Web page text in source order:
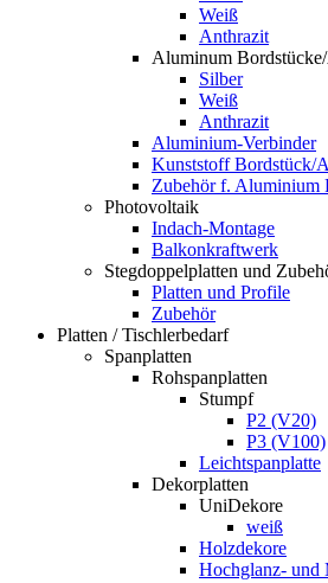
Weiß
Anthrazit
Aluminum
Silber
Weiß
Anthrazit
Aluminium-Verbinder
Kunststoff Bordstück/
Zubehör f. Aluminium
Photovoltaik
Indach-Montage
Balkonkraftwerk
Stegdoppelplatten und
Platten und Profile
Zubehör
Platten / Tischlerbedarf
Spanplatten
Rohspanplatten
Stumpf
P2 (V20)
P3 (V100)
Leichtspanplatte
Dekorplatten
UniDekore
weiß
Holzdekore
Hochglanz- und